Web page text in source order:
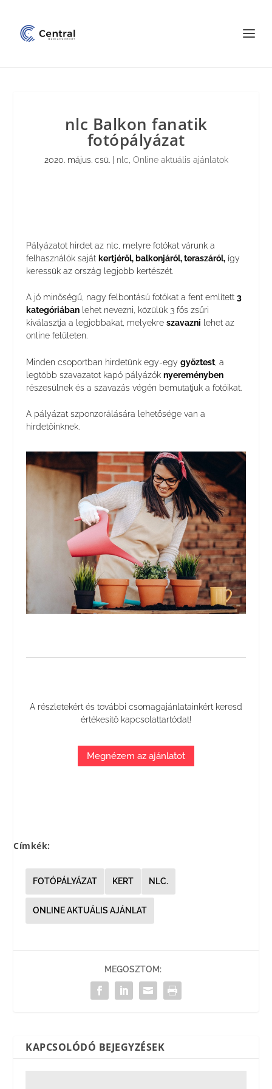
nlc Balkon fanatik
fotópályázat
2020. május. csü.| nlc Online aktuális ajánlatok
Pályázatot hirdet az nlc, melyre fotókat várunk a
felhasználók saját kertjéről, balkonjáról, teraszáról,így
keressük az ország legjobb kertészét.
A jó minőségű, nagy felbontású fotókat a fent említett3
kategóriábanlehet nevezni, közülük 3 fős zsűri
kiválasztja a legjobbakat, melyekre szavazni lehet az
online felületen.
Minden csoportban hirdetünk egy-egy győztest, a
legtöbb szavazatot kapó pályázók nyereményben
részesülnek és a szavazás végén bemutatjuk a fotóikat.
A pályázat szponzorálására lehetősége van a
hirdetőinknek.
A részletekért és további csomagajánlatainkért keresd
értékesítő kapcsolattartódat!
Megnézem az ajánlatot
Címkék:
FOTÓPÁLYÁZAT KERT NLC.
ONLINE AKTUÁLIS AJÁNLAT
MEGOSZTOM:
KAPCSOLÓDÓ BEJEGYZÉSEK